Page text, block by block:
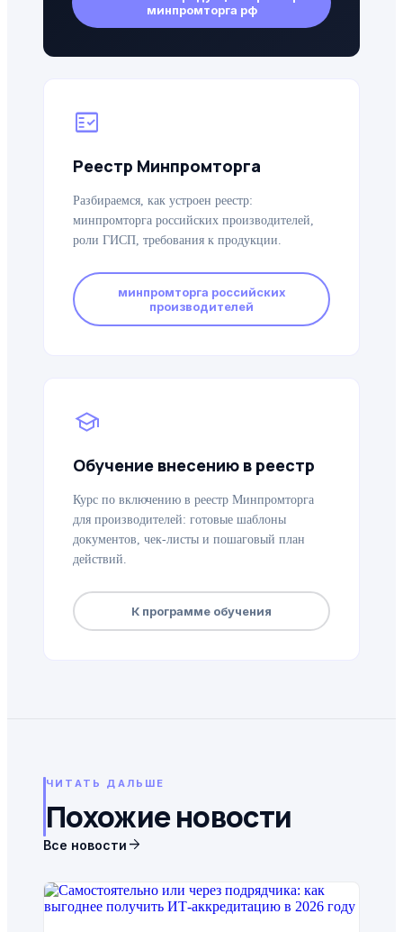
минпромторга рф
fact_check
Реестр Минпромторга
Разбираемся, как устроен реестр:
минпромторга российских производителей,
роли ГИСП, требования к продукции.
минпромторга российских
производителей
school
Обучение внесению в реестр
Курс по включению в реестр Минпромторга
для производителей: готовые шаблоны
документов, чек-листы и пошаговый план
действий.
К программе обучения
ЧИТАТЬ ДАЛЬШЕ
Похожие новости
Все новости arrow_forward